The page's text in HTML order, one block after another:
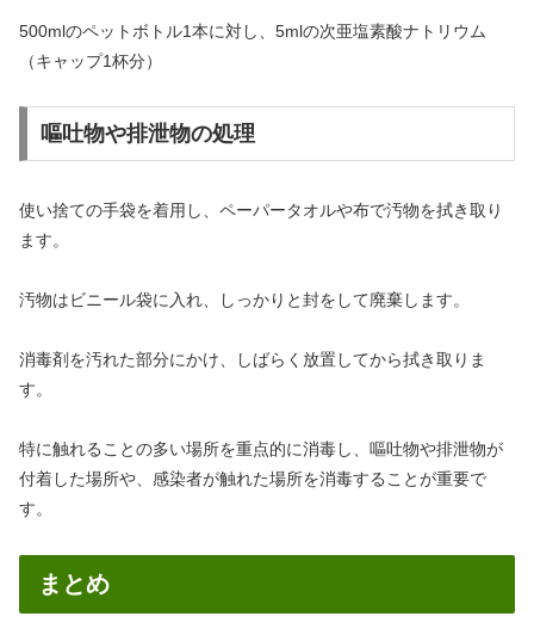
500mlのペットボトル1本に対し、5mlの次亜塩素酸ナトリウム
（キャップ1杯分）
嘔吐物や排泄物の処理
使い捨ての手袋を着用し、ペーパータオルや布で汚物を拭き取り
ます。
汚物はビニール袋に入れ、しっかりと封をして廃棄します。
消毒剤を汚れた部分にかけ、しばらく放置してから拭き取りま
す。
特に触れることの多い場所を重点的に消毒し、嘔吐物や排泄物が
付着した場所や、感染者が触れた場所を消毒することが重要で
す。
まとめ